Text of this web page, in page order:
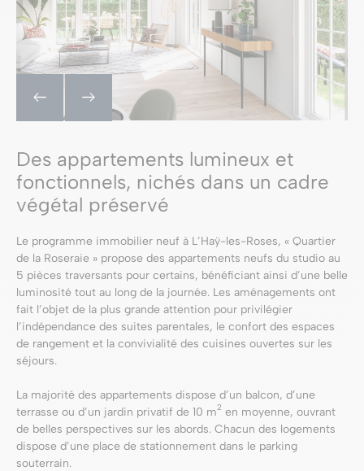
Des appartements lumineux et
fonctionnels, nichés dans un cadre
végétal préservé
Le programme immobilier neuf à L’Haÿ-les-Roses, « Quartier
de la Roseraie » propose des appartements neufs du studio au
5 pièces traversants pour certains, bénéficiant ainsi d’une belle
luminosité tout au long de la journée. Les aménagements ont
fait l’objet de la plus grande attention pour privilégier
l’indépendance des suites parentales, le confort des espaces
de rangement et la convivialité des cuisines ouvertes sur les
séjours.
La majorité des appartements dispose d’un balcon, d’une
terrasse ou d’un jardin privatif de 10 m2 en moyenne, ouvrant
de belles perspectives sur les abords. Chacun des logements
dispose d’une place de stationnement dans le parking
souterrain.